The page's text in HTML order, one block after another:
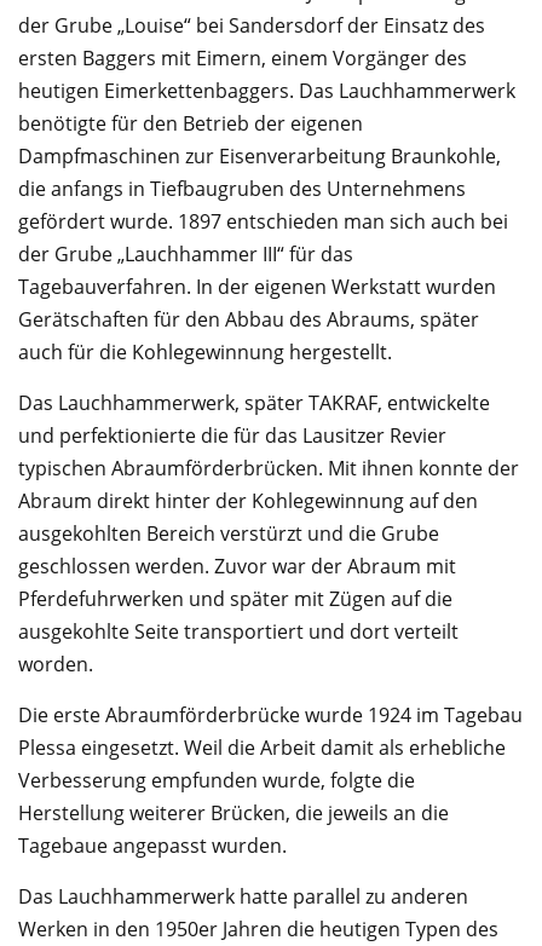
der Grube „Louise“ bei Sandersdorf der Einsatz des
ersten Baggers mit Eimern, einem Vorgänger des
heutigen Eimerkettenbaggers. Das Lauchhammerwerk
benötigte für den Betrieb der eigenen
Dampfmaschinen zur Eisenverarbeitung Braunkohle,
die anfangs in Tiefbaugruben des Unternehmens
gefördert wurde. 1897 entschieden man sich auch bei
der Grube „Lauchhammer III“ für das
Tagebauverfahren. In der eigenen Werkstatt wurden
Gerätschaften für den Abbau des Abraums, später
auch für die Kohlegewinnung hergestellt.
Das Lauchhammerwerk, später TAKRAF, entwickelte
und perfektionierte die für das Lausitzer Revier
typischen Abraumförderbrücken. Mit ihnen konnte der
Abraum direkt hinter der Kohlegewinnung auf den
ausgekohlten Bereich verstürzt und die Grube
geschlossen werden. Zuvor war der Abraum mit
Pferdefuhrwerken und später mit Zügen auf die
ausgekohlte Seite transportiert und dort verteilt
worden.
Die erste Abraumförderbrücke wurde 1924 im Tagebau
Plessa eingesetzt. Weil die Arbeit damit als erhebliche
Verbesserung empfunden wurde, folgte die
Herstellung weiterer Brücken, die jeweils an die
Tagebaue angepasst wurden.
Das Lauchhammerwerk hatte parallel zu anderen
Werken in den 1950er Jahren die heutigen Typen des